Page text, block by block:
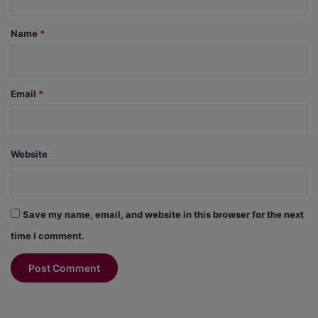
*
Name *
Email *
Website
Save my name, email, and website in this browser for the next
time I comment.